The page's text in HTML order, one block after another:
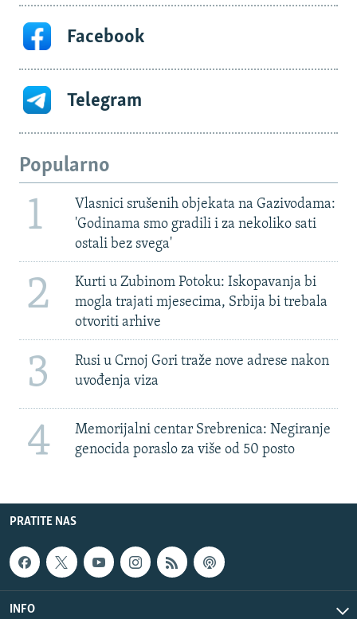
Facebook
Telegram
Popularno
1
Vlasnici srušenih objekata na Gazivodama:
'Godinama smo gradili i za nekoliko sati
ostali bez svega'
2
Kurti u Zubinom Potoku: Iskopavanja bi
mogla trajati mjesecima, Srbija bi trebala
otvoriti arhive
3
Rusi u Crnoj Gori traže nove adrese nakon
uvođenja viza
4
Memorijalni centar Srebrenica: Negiranje
genocida poraslo za više od 50 posto
PRATITE NAS
INFO